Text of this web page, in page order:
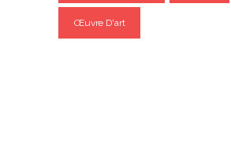
Œuvre D'art